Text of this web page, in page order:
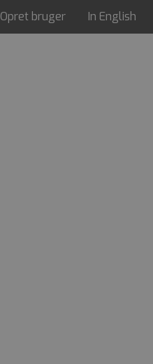
Opret bruger In English